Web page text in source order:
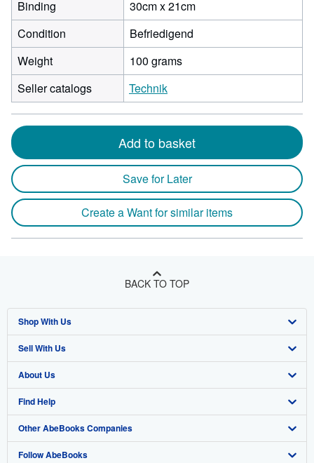
Binding
30cm x 21cm
Condition
Befriedigend
Weight
100 grams
Seller catalogs
Technik
Add to basket
Save for Later
Create a Want for similar items
BACK TO TOP
Shop With Us
Advanced Search
Browse Collections
My Account
My Orders
View Basket
Sell With Us
Start Selling
Join Our Affiliate Program
Book Buyback
Refer a seller
About Us
About AbeBooks
Media
Careers
Find Help
Help
Customer Support
Other AbeBooks Companies
AbeBooks.co.uk
Follow AbeBooks